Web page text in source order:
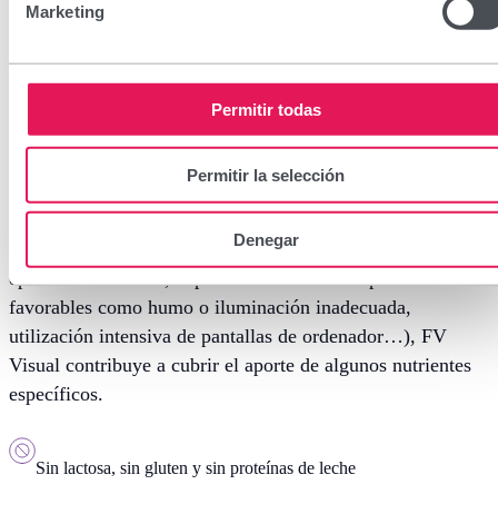
Marketing
Permitir todas
Permitir la selección
Denegar
FV Visual
En circunstancias de sobreesfuerzo visual (estudiantes en
época de exámenes, exposición a ambientes poco
favorables como humo o iluminación inadecuada,
utilización intensiva de pantallas de ordenador…), FV
Visual contribuye a cubrir el aporte de algunos nutrientes
específicos.
Sin lactosa, sin gluten y sin proteínas de leche